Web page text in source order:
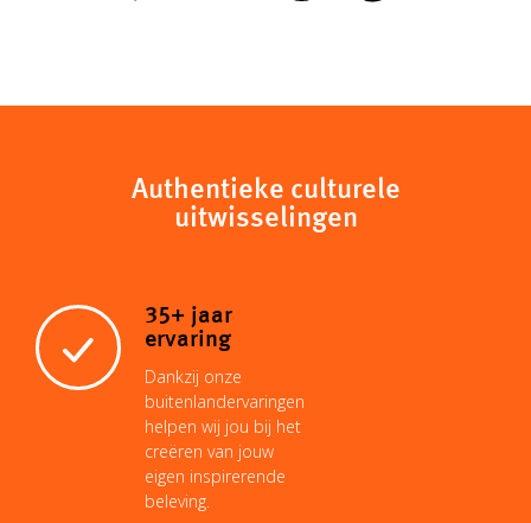
i
t
A
p
p
i e
Authentieke culturele
uitwisselingen
35+ jaar
ervaring
Dankzij onze
buitenlandervaringen
helpen wij jou bij het
creëren van jouw
eigen inspirerende
beleving.